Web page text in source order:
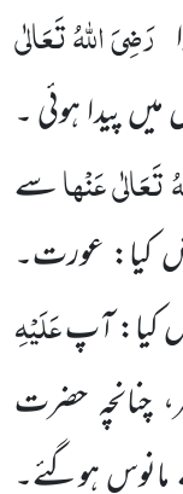
رَضِیَ اللہُ تَعَالٰی
پیدا ہوئی ۔
تَعَالٰی عَنْہاسے
کیا: عورت۔
کیا: آپعَلَیْہِ
چنانچہ حضرت
ہوگئے۔